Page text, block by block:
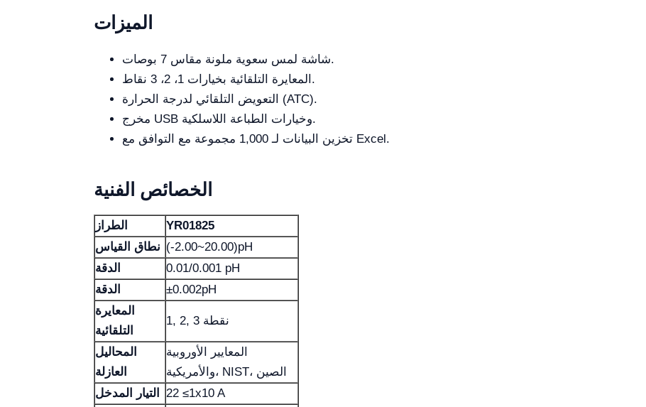
الميزات
شاشة لمس سعوية ملونة مقاس 7 بوصات.
المعايرة التلقائية بخيارات 1، 2، 3 نقاط.
التعويض التلقائي لدرجة الحرارة (ATC).
مخرج USB وخيارات الطباعة اللاسلكية.
تخزين البيانات لـ 1,000 مجموعة مع التوافق مع Excel.
الخصائص الفنية
الطراز
YR01825
نطاق القياس (-2.00~20.00)pH
الدقة
0.01/0.001 pH
الدقة
±0.002pH
المعايرة
التلقائية
1, 2, 3 نقطة
المحاليل
العازلة
المعايير الأوروبية
والأمريكية، NIST، الصين
التيار المدخل
22 ≤1x10 A